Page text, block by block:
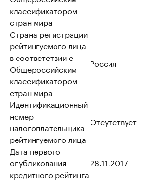
классификатором
стран мира
Страна регистрации
рейтингуемого лица
в соответствии с
Общероссийским
классификатором
стран мира
Россия
Идентификационный
номер
налогоплательщика
рейтингуемого лица
Отсутствует
Дата первого
опубликования
кредитного рейтинга
28.11.2017